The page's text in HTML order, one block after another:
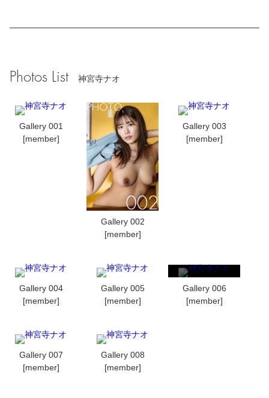
Photos List 神宮寺ナオ
Gallery 001
[member]
Gallery 002
[member]
Gallery 003
[member]
Gallery 004
[member]
Gallery 005
[member]
Gallery 006
[member]
Gallery 007
[member]
Gallery 008
[member]